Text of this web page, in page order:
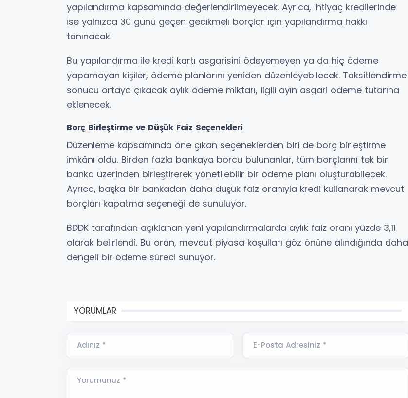
yapılandırma kapsamında değerlendirilmeyecek. Ayrıca, ihtiyaç kredilerinde
ise yalnızca 30 günü geçen gecikmeli borçlar için yapılandırma hakkı
tanınacak.
Bu yapılandırma ile kredi kartı asgarisini ödeyemeyen ya da hiç ödeme
yapamayan kişiler, ödeme planlarını yeniden düzenleyebilecek. Taksitlendirme
sonucu ortaya çıkacak aylık ödeme miktarı, ilgili ayın asgari ödeme tutarına
eklenecek.
Borç Birleştirme ve Düşük Faiz Seçenekleri
Düzenleme kapsamında öne çıkan seçeneklerden biri de borç birleştirme
imkânı oldu. Birden fazla bankaya borcu bulunanlar, tüm borçlarını tek bir
banka üzerinden birleştirerek yönetilebilir bir ödeme planı oluşturabilecek.
Ayrıca, başka bir bankadan daha düşük faiz oranıyla kredi kullanarak mevcut
borçları kapatma seçeneği de sunuluyor.
BDDK tarafından açıklanan yeni yapılandırmalarda aylık faiz oranı yüzde 3,11
olarak belirlendi. Bu oran, mevcut piyasa koşulları göz önüne alındığında daha
dengeli bir ödeme süreci sunuyor.
YORUMLAR
Adınız * E-Posta Adresiniz *
Yorumunuz *